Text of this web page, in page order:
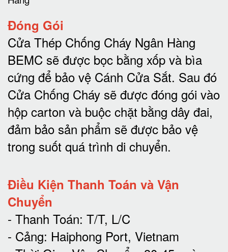
Đóng Gói
Cửa Thép Chống Cháy Ngân Hàng
BEMC sẽ được bọc bằng xốp và bìa
cứng để bảo vệ Cánh Cửa Sắt. Sau đó
Cửa Chống Cháy sẽ được đóng gói vào
hộp carton và buộc chặt bằng dây đai,
đảm bảo sản phẩm sẽ được bảo vệ
trong suốt quá trình di chuyển.
Điều Kiện Thanh Toán và Vận
Chuyển
- Thanh Toán: T/T, L/C
- Cảng: Haiphong Port, Vietnam